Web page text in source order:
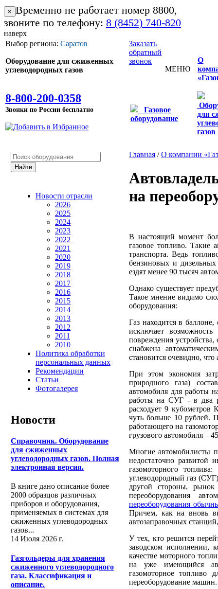
× Временно не работает номер 8800,
звоните по телефону: 8 (8452) 740-820
наверх
Выбор региона: Саратов
Оборудование для сжиженных
углеводородных газов
8-800-200-0358
Звонки по России бесплатно
Заказать
обратный
звонок
МЕНЮ
О
Газовое
оборудование
для
газов
Новости отрасли
2026
2025
2024
2023
2022
2021
2020
2019
2018
2017
2016
2015
2014
2013
2012
2011
2010
Политика обработки
персональных данных
Рекомендации
Статьи
Фотогалерея
Новости
Справочник. Оборудование
для сжиженных
углеводородных газов. Полная
электронная версия.
В книге дано описание более
2000 образцов различных
приборов и оборудования,
применяемых в системах для
сжиженных углеводородных
газов...
14 Июля 2026 г.
Газгольдеры для хранения
сжиженного углеводородного
газа. Классификация и
описание.
Главная /О компании
на
В настоящий момент
газовое топливо. Такие
транспорта. Ведь
бензиновых и
ездят менее 90 тысяч
Однако существует
Такое мнение видимо
оборудования:
Газ находится в
исключает
повреждения
снабжена
становится очевидно,
При этом экономия
природного газа)
автомобиля для работы
работы на СУГ - в два
расходует 9
чуть больше 10 рублей.
работающего на
грузового автомобиля –
Многие автомобилисты
недостаточно
газомоторного
углеводородный газ
другой стороны,
переоборудования
переоборудования
Причем, как на вновь
автозаправочных
У тех, кто решится
заводском исполнении,
качестве моторного
на уже имеющийся
газомоторное топливо
переоборудование машин.